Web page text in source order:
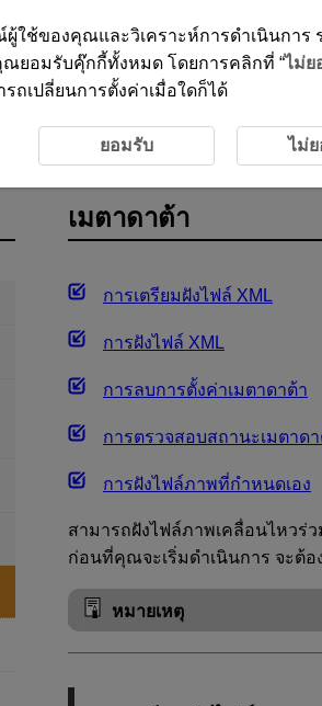
พ
เมตาดาต้า
การเตรียมฝังไฟล์ XML
การฝังไฟล์ XML
การลบการตั้งค่าเมตาดาต้า
การตรวจสอบสถานะเมตาด
การฝังไฟล์ภาพที่กำหนดเอง
สามารถฝังไฟล์ภาพเคลื่อนไหวร่
ก่อนที่คุณจะเริ่มดำเนินการ จะต้
หมายเหตุ
ผู้ใช้ของคุณและวิเคราะห์การดำเนินกา
ณยอมรับคุ๊กกี้ทั้งหมด โดยการคลิกที่ “ไม่ย
ถเปลี่ยนการตั้งค่าเมื่อใดก็ได้
ยอมรับ ไม่